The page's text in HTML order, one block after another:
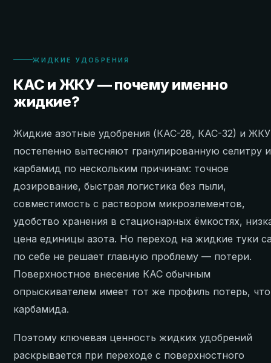
ЖИДКИЕ УДОБРЕНИЯ
КАС и ЖКУ — почему именно
жидкие?
Жидкие азотные удобрения (КАС-28, КАС-32) и ЖКУ
постепенно вытесняют гранулированную селитру и
карбамид по нескольким причинам: точное
дозирование, быстрая логистика без пыли,
совместимость с раствором микроэлементов,
удобство хранения в стационарных ёмкостях,
цена единицы азота. Но переход на жидкие туки
по себе не решает главную проблему — потери.
Поверхностное внесение КАС обычным
опрыскивателем имеет тот же профиль потерь,
карбамида.
Поэтому ключевая ценность жидких удобрений
раскрывается при переходе с поверхностного